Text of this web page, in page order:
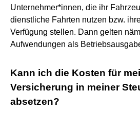
Unternehmer*innen, die ihr
dienstliche Fahrten nutzen bzw.
Verfügung stellen. Dann gelten
Aufwendungen als
Kann ich die Kosten für
Versicherung in meiner
absetzen?